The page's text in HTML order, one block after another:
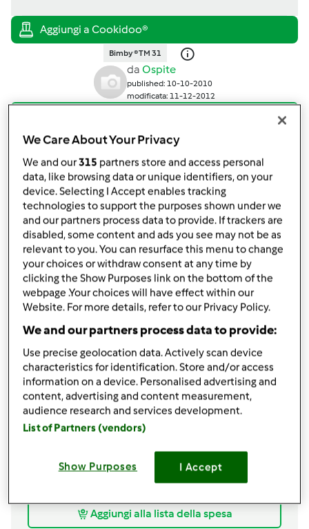
Bimby ® TM 31
da Ospite
published: 10-10-2010
modificata: 11-12-2012
condividi la ricetta
Ingredienti
Per gli gnocchi:
800gdi patate,a fette (peso al netto)
700g di acqua
sale q.b.
di farina tipo 0
100gdi farina di castagne
1uovo
20
gdi Parmigiano
Per il sugo:
200gdi porri,( la parte bianca)
sale e pepe q.b.
Aggiungi alla lista della spesa
We Care About Your Privacy
We and our315 partners store and access personal
data, like browsing data or unique identifiers, on your
device. Selecting I Accept enables tracking
technologies to support the purposes shown under we
and our partners process data to provide. If trackers are
disabled, some content and ads you see may not be as
relevant to you. You can resurface this menu to change
your choices or withdraw consent at any time by
clicking the Show Purposes link on the bottom of the
webpage .Your choices will have effect within our
Website. For more details, refer to our Privacy Policy.
We and our partners process data to provide:
Use precise geolocation data. Actively scan device
characteristics for identification. Store and/or access
information on a device. Personalised advertising and
content, advertising and content measurement,
audience research and services development.
List of Partners (vendors)
Show Purposes I Accept